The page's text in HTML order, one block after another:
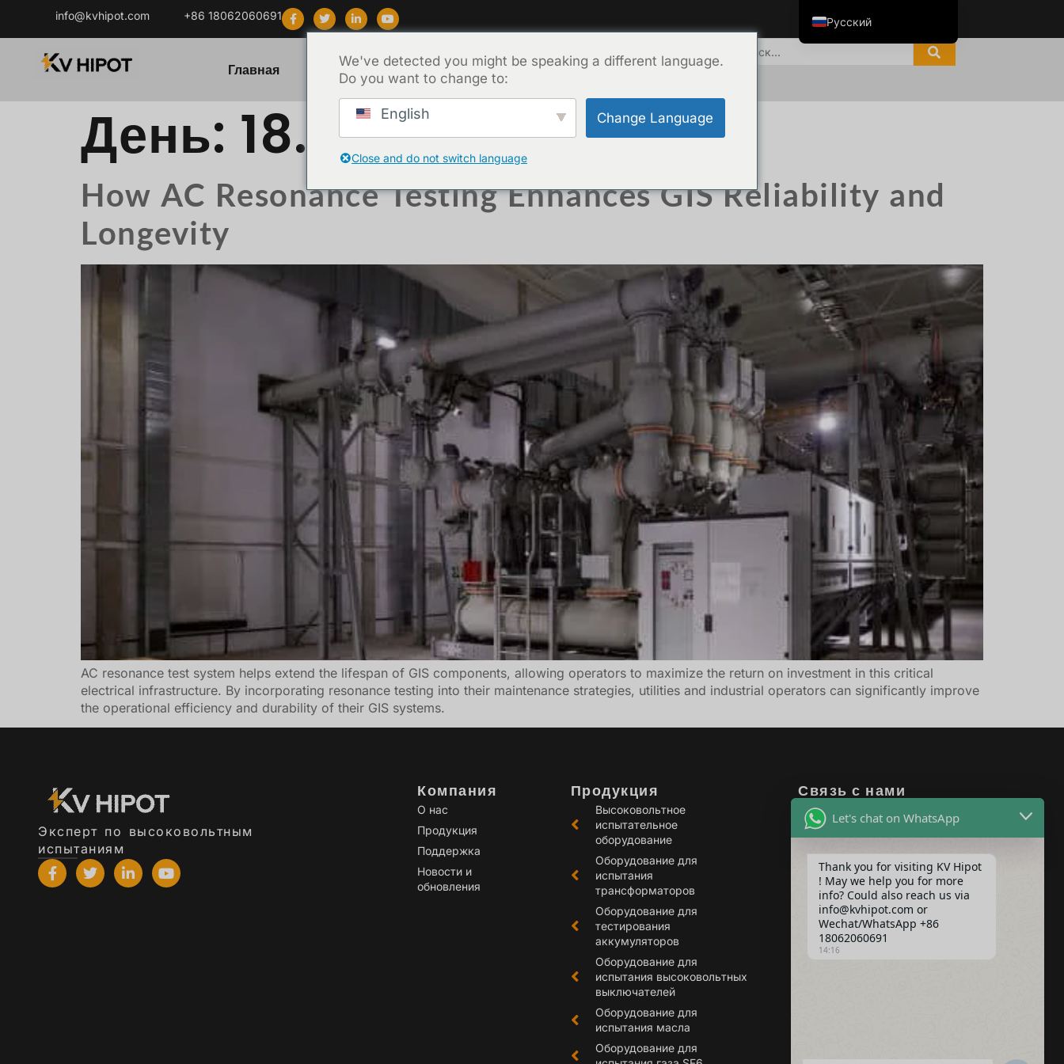
info@kvhipot.com +86 18062060691
Главная Продукт Поддержка Блог О сайте Связаться с
День: 18.10.2024
How AC Resonance Testing Enhances GIS Reliability and
Longevity
AC resonance test system helps extend the lifespan of GIS components, allowing operators to maximize the return on investment in this critical
electrical infrastructure. By incorporating resonance testing into their maintenance strategies, utilities and industrial operators can significantly improve
the operational efficiency and durability of their GIS systems.
Эксперт по высоковольтным
испытаниям
Компания
О нас
Продукция
Поддержка
Новости и
обновления
Продукция
Высоковольтное
испытательное
оборудование
Оборудование для
испытания
трансформаторов
Оборудование для
тестирования
аккумуляторов
Оборудование для
испытания высоковольтных
выключателей
Оборудование для
испытания масла
Оборудование для
Связь с нами
Адрес: Здание 2,
Промышленный парк Guanggu
(район Jiangxia), Ухань, Китай
Info@kvhipot.com
+86 18062060691
We've detected you might be speaking a different language.
Do you want to change to:
English Change Language
Close and do not switch language
Русский
English
Tiếng Việt
한국어
Español de Colombia
Español de México
Português
Čeština
Español de Argentina
Slovenčina
Dansk
Polski
Deutsch
Svenska
Ελληνικά
O‘zbekcha
Bahasa Indonesia
Română
Let's chat on WhatsApp
Thank you for visiting KV Hipot
! May we help you for more
info? Could also reach us via
info@kvhipot.com or
Wechat/WhatsApp +86
18062060691
14:16